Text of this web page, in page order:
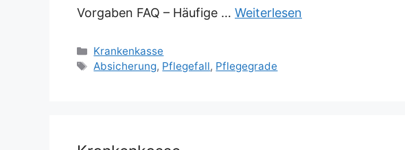
Vorgaben FAQ – Häufige … Weiterlesen
Kategorien
Krankenkasse
Schlagwörter
Absicherung, Pflegefall, Pflegegrade